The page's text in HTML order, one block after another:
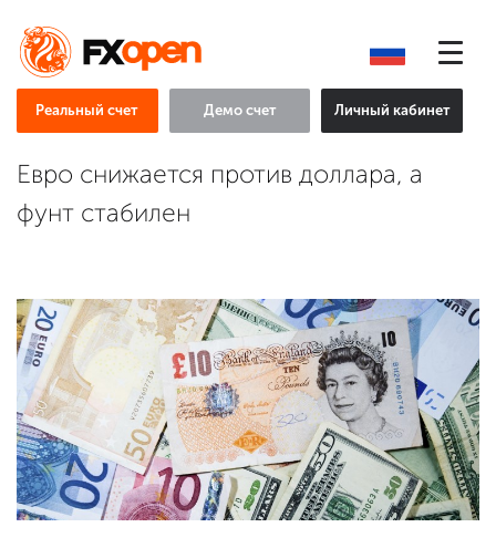
Реальный счет Демо счет Личный кабинет
Евро снижается против доллара, а
фунт стабилен